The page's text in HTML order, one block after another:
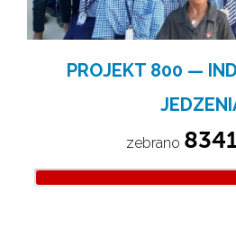
PROJEKT 800 —
zebrano